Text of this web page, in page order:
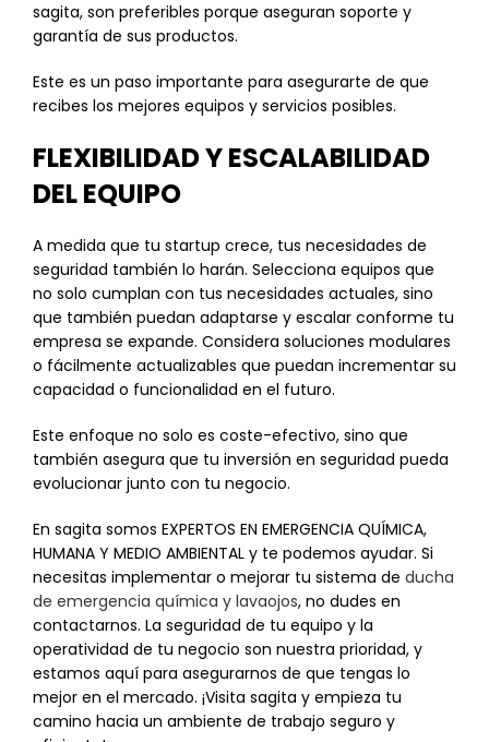
sagita, son preferibles porque aseguran soporte y
garantía de sus productos.
Este es un paso importante para asegurarte de que
recibes los mejores equipos y servicios posibles.
FLEXIBILIDAD Y ESCALABILIDAD
DEL EQUIPO
A medida que tu startup crece, tus necesidades de
seguridad también lo harán. Selecciona equipos que
no solo cumplan con tus necesidades actuales, sino
que también puedan adaptarse y escalar conforme tu
empresa se expande. Considera soluciones modulares
o fácilmente actualizables que puedan incrementar su
capacidad o funcionalidad en el futuro.
Este enfoque no solo es coste-efectivo, sino que
también asegura que tu inversión en seguridad pueda
evolucionar junto con tu negocio.
En sagita somos EXPERTOS EN EMERGENCIA QUÍMICA,
HUMANA Y MEDIO AMBIENTAL y te podemos ayudar. Si
necesitas implementar o mejorar tu sistema de ducha
de emergencia química y lavaojos, no dudes en
contactarnos. La seguridad de tu equipo y la
operatividad de tu negocio son nuestra prioridad, y
estamos aquí para asegurarnos de que tengas lo
mejor en el mercado. ¡Visita sagita y empieza tu
camino hacia un ambiente de trabajo seguro y